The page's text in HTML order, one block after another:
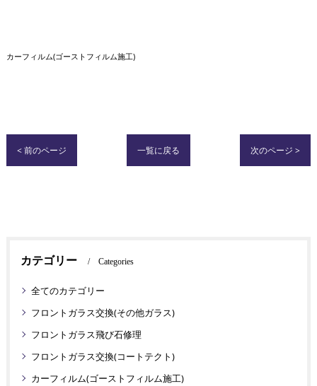
カーフィルム(ゴーストフィルム施工)
< 前のページ 一覧に戻る 次のページ >
カテゴリー Categories
全てのカテゴリー
フロントガラス交換(その他ガラス)
フロントガラス飛び石修理
フロントガラス交換(コートテクト)
カーフィルム(ゴーストフィルム施工)